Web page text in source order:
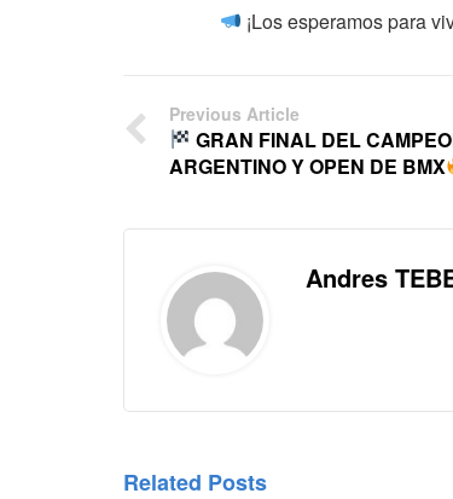
¡Los esperamos para
Previous Article
GRAN FINAL DEL
ARGENTINO Y OPEN DE BMX
Andres
Related Posts